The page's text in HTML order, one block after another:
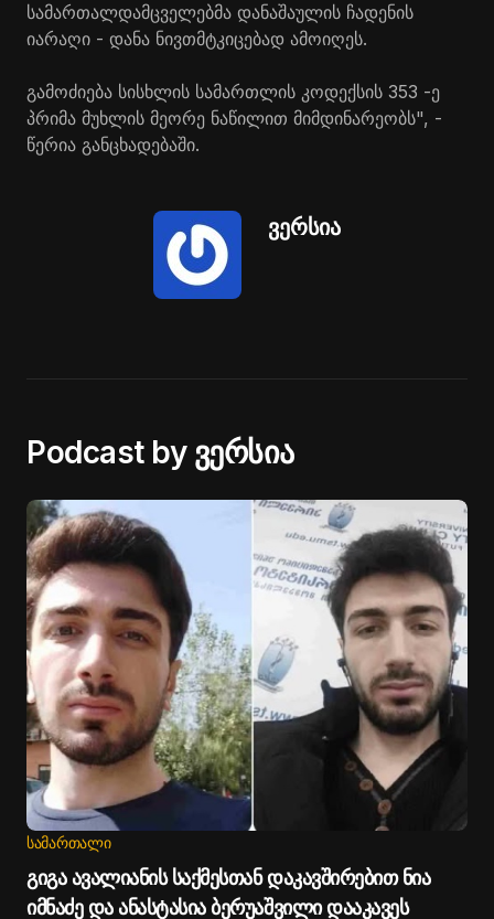
სამართალდამცველებმა დანაშაულის ჩადენის
იარაღი - დანა ნივთმტკიცებად ამოიღეს.
გამოძიება სისხლის სამართლის კოდექსის 353 -ე
პრიმა მუხლის მეორე ნაწილით მიმდინარეობს", -
წერია განცხადებაში.
ვერსია
Podcast by ვერსია
ᲡᲐᲛᲐᲠᲗᲐᲚᲘ
გიგა ავალიანის საქმესთან დაკავშირებით ნია
იმნაძე და ანასტასია ბერუაშვილი დააკავეს